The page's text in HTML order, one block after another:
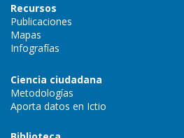
Recursos
Publicaciones
Mapas
Infografías
Ciencia ciudadana
Metodologías
Aporta datos en Ictio